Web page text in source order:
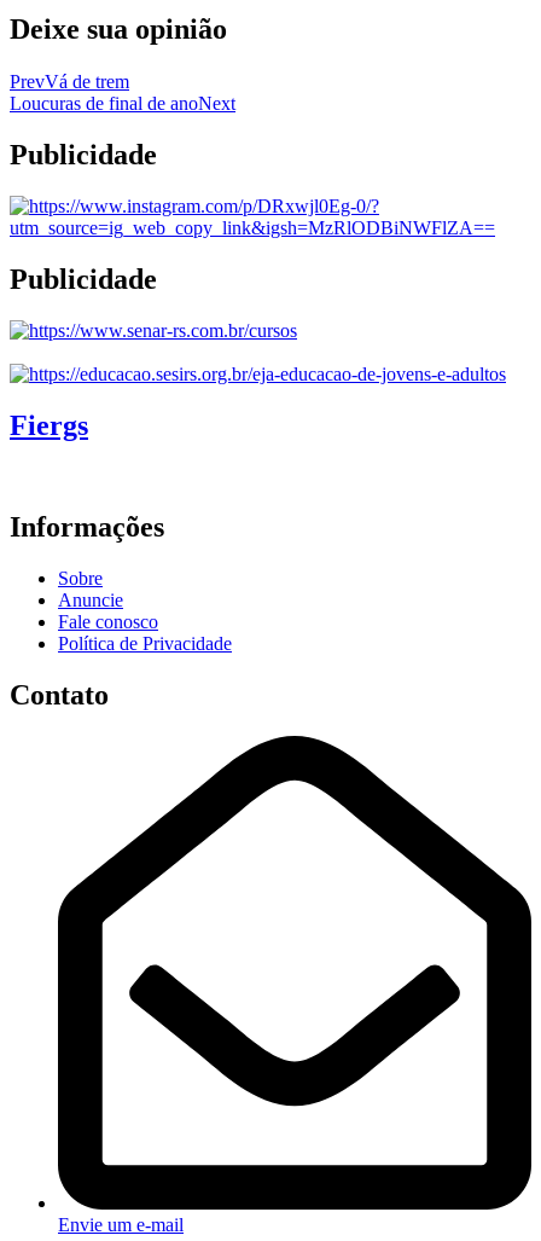
Deixe sua opinião
PrevVá de trem
Loucuras de final de anoNext
Publicidade
Publicidade
Fiergs
Informações
Sobre
Anuncie
Fale conosco
Política de Privacidade
Contato
Envie um e-mail